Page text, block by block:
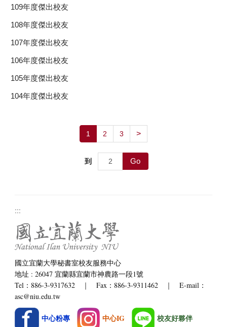
109年度傑出校友
108年度傑出校友
107年度傑出校友
106年度傑出校友
105年度傑出校友
104年度傑出校友
1 2 3 >
到 Go
:::
國立宜蘭大學秘書室校友服務中心
地址 : 26047 宜蘭縣宜蘭市神農路一段1號
Tel：886-3-9317632 ｜ Fax：886-3-9311462 ｜ E-mail：
asc@niu.edu.tw
中心粉專 中心IG 校友好夥伴